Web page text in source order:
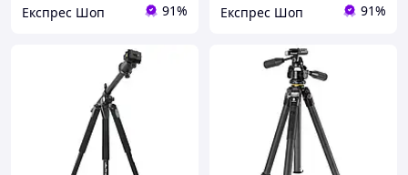
Експрес Шоп 91% Експрес Шоп 91%